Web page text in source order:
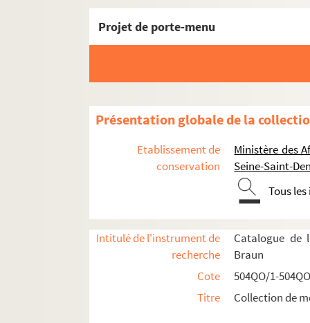
Projet de porte-menu
Présentation globale de la
Etablissement de
conservation
Ministère des
Seine-Saint-
Tous
Intitulé de l'instrument de
recherche
Catalogue de
Braun
Cote
504QO/1-
Titre
Collection de
Réceptions données par ou pour les
Réceptions données par le ministère des